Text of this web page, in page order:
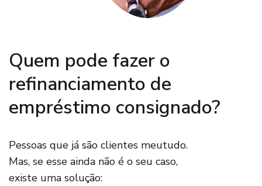
Quem pode fazer o
refinanciamento de
empréstimo consignado?
Pessoas que já são clientes meutudo.
Mas, se esse ainda não é o seu caso,
existe uma solução: